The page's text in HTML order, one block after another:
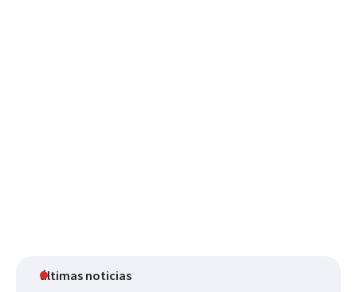
últimas noticias